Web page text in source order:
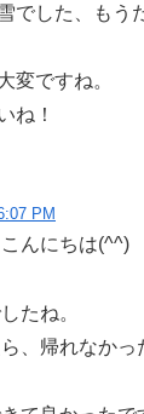
でした、もう
変ですね。
ね！
PM
んにちは(^^)
たね。
、帰れなかっ